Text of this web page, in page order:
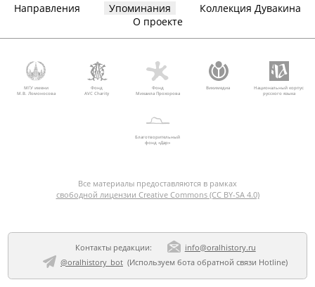
Направления Упоминания
Коллекция Дувакина
О проекте
МГУ имени
М.В. Ломоносова
Фонд
AVC Charity
Фонд
Михаила Прохорова
Викимедиа
Национальный корпус
русского языка
Благотворительный
фонд «Дар»
Все материалы предоставляются в рамках
свободной лицензии Creative Commons (CC BY-SA 4.0)
Контакты редакции:
info@oralhistory.ru
@oralhistory_bot(Используем бота обратной связи Hotline)